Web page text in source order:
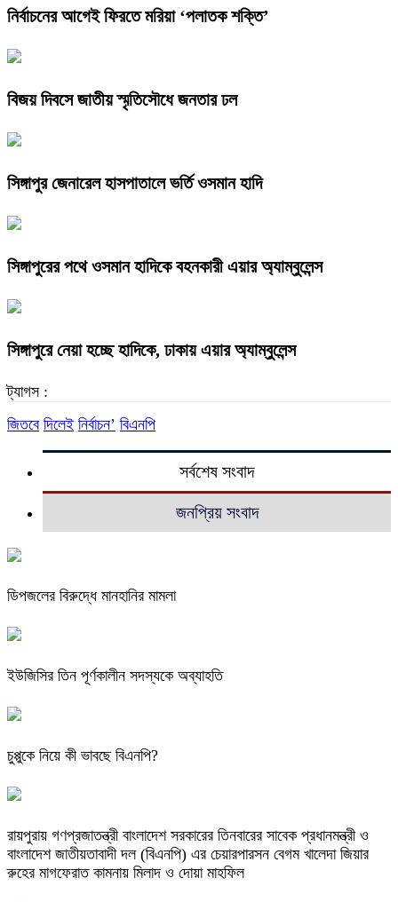
নির্বাচনের আগেই ফিরতে মরিয়া ‘পলাতক শক্তি’
বিজয় দিবসে জাতীয় স্মৃতিসৌধে জনতার ঢল
সিঙ্গাপুর জেনারেল হাসপাতালে ভর্তি ওসমান হাদি
সিঙ্গাপুরের পথে ওসমান হাদিকে বহনকারী এয়ার অ্যাম্বুলেন্স
সিঙ্গাপুরে নেয়া হচ্ছে হাদিকে, ঢাকায় এয়ার অ্যাম্বুলেন্স
ট্যাগস :
জিতবে দিলেই নির্বাচন’ বিএনপি
সর্বশেষ সংবাদ
জনপ্রিয় সংবাদ
ডিপজলের বিরুদ্ধে মানহানির মামলা
ইউজিসির তিন পূর্ণকালীন সদস্যকে অব্যাহতি
চুপ্পুকে নিয়ে কী ভাবছে বিএনপি?
রায়পুরায় গণপ্রজাতন্ত্রী বাংলাদেশ সরকারের তিনবারের সাবেক প্রধানমন্ত্রী ও
বাংলাদেশ জাতীয়তাবাদী দল (বিএনপি) এর চেয়ারপারসন বেগম খালেদা জিয়ার
রুহের মাগফেরাত কামনায় মিলাদ ও দোয়া মাহফিল